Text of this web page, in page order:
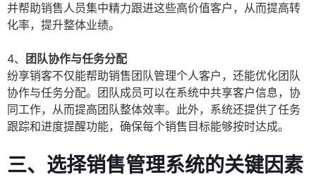
并帮助销售人员集中精力跟进这些高价值客户，从而提高转
化率，提升整体业绩。
4、
团队协作与任务分配
纷享销客不仅能帮助销售团队管理个人客户，还能优化团队
协作与任务分配。团队成员可以在系统中共享客户信息，协
同工作，从而提高团队整体效率。此外，系统还提供了任务
跟踪和进度提醒功能，确保每个销售目标能够按时达成。
三、选择销售管理系统的关键因素